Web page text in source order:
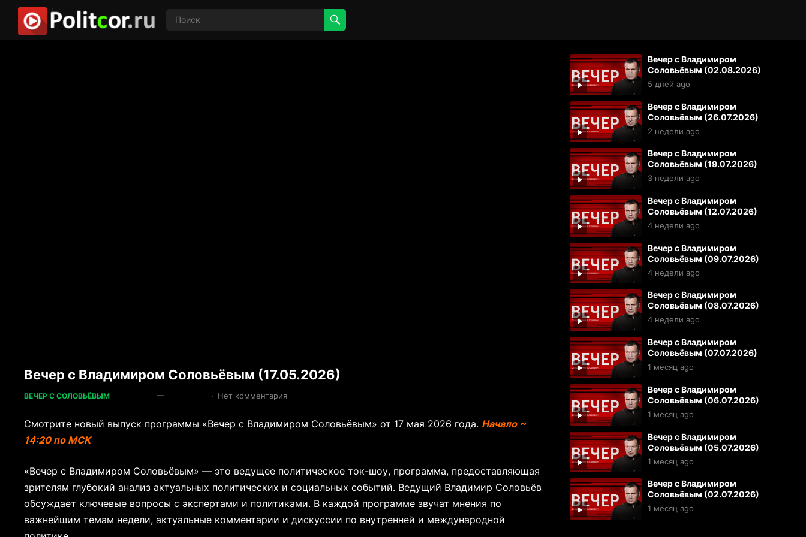
Вечер с Владимиром Соловьёвым (17.05.2026)
ВЕЧЕР С СОЛОВЬЁВЫМ — · Нет комментария
Смотрите новый выпуск программы «Вечер с Владимиром Соловьёвым» от 17 мая 2026 года. Начало ~
14:20 по МСК
«Вечер с Владимиром Соловьёвым» — это ведущее политическое ток-шоу, программа, предоставляющая
зрителям глубокий анализ актуальных политических и социальных событий. Ведущий Владимир Соловьёв
обсуждает ключевые вопросы с экспертами и политиками. В каждой программе звучат мнения по
важнейшим темам недели, актуальные комментарии и дискуссии по внутренней и международной
Вечер с Владимиром
Соловьёвым (02.08.2026)
5 дней ago
Вечер с Владимиром
Соловьёвым (26.07.2026)
2 недели ago
Вечер с Владимиром
Соловьёвым (19.07.2026)
3 недели ago
Вечер с Владимиром
Соловьёвым (12.07.2026)
4 недели ago
Вечер с Владимиром
Соловьёвым (09.07.2026)
4 недели ago
Вечер с Владимиром
Соловьёвым (08.07.2026)
4 недели ago
Вечер с Владимиром
Соловьёвым (07.07.2026)
1 месяц ago
Вечер с Владимиром
Соловьёвым (06.07.2026)
1 месяц ago
Вечер с Владимиром
Соловьёвым (05.07.2026)
1 месяц ago
Вечер с Владимиром
Соловьёвым (02.07.2026)
1 месяц ago